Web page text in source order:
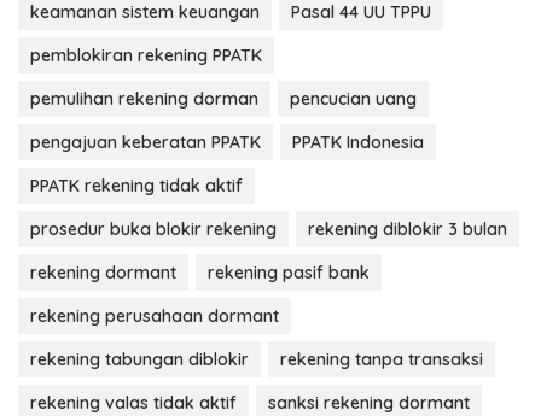
keamanan sistem keuangan
Pasal 44 UU TPPU
pemblokiran rekening PPATK
pemulihan rekening dorman
pencucian uang
pengajuan keberatan PPATK
PPATK Indonesia
PPATK rekening tidak aktif
prosedur buka blokir rekening
rekening diblokir 3 bulan
rekening dormant
rekening pasif bank
rekening perusahaan dormant
rekening tabungan diblokir
rekening tanpa transaksi
rekening valas tidak aktif
sanksi rekening dormant